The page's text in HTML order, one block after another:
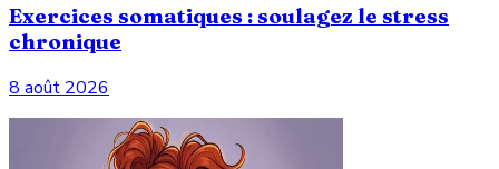
Exercices somatiques : soulagez le stress
chronique
8 août 2026